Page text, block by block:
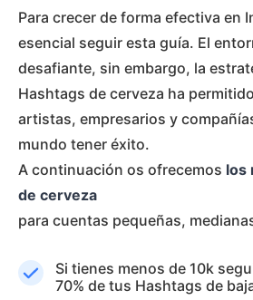
Para crecer de forma efectiva en
esencial seguir esta guía. El
desafiante, sin embargo, la
Hashtags de cerveza ha
artistas, empresarios y
mundo tener éxito.
A continuación os ofrecemos los
de cerveza
para cuentas pequeñas,
Si tienes menos de 10k
70% de tus Hashtags de